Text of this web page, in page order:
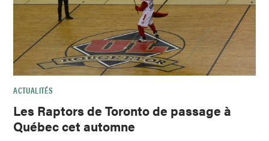
ACTUALITÉS
Les Raptors de Toronto de passage à
Québec cet automne